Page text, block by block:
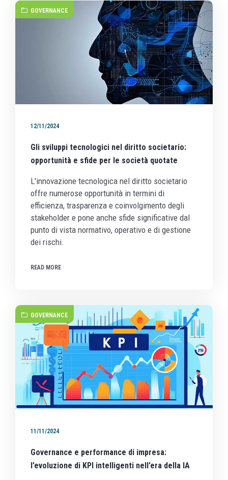
GOVERNANCE
12/11/2024
Gli sviluppi tecnologici nel diritto societario:
opportunità e sfide per le società quotate
L'innovazione tecnologica nel diritto societario
offre numerose opportunità in termini di
efficienza, trasparenza e coinvolgimento degli
stakeholder e pone anche sfide significative dal
punto di vista normativo, operativo e di gestione
dei rischi.
READ MORE
GOVERNANCE
11/11/2024
Governance e performance di impresa:
l’evoluzione di KPI intelligenti nell’era della IA